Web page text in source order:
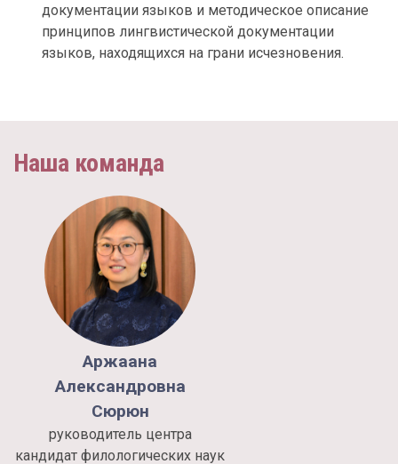
документации языков и методическое описание
принципов лингвистической документации
языков, находящихся на грани исчезновения.
Наша команда
Аржаана
Александровна
Сюрюн
руководитель центра
кандидат филологических наук